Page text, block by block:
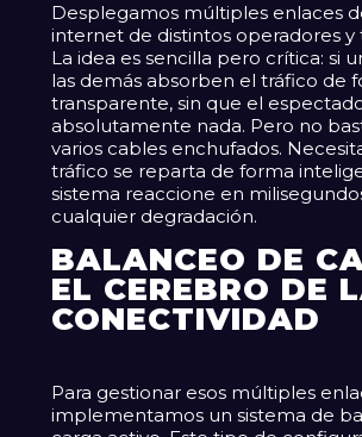
Desplegamos múltiples enlaces
internet de distintos operadores y
La idea es sencilla pero crítica: si
las demás absorben el tráfico de
transparente, sin que el
absolutamente nada. Pero no
varios cables enchufados.
tráfico se reparta de forma
sistema reaccione en
cualquier degradación.
BALANCEO DE
EL CEREBRO DE
CONECTIVIDAD
Para gestionar esos múltiples
implementamos un sistema de